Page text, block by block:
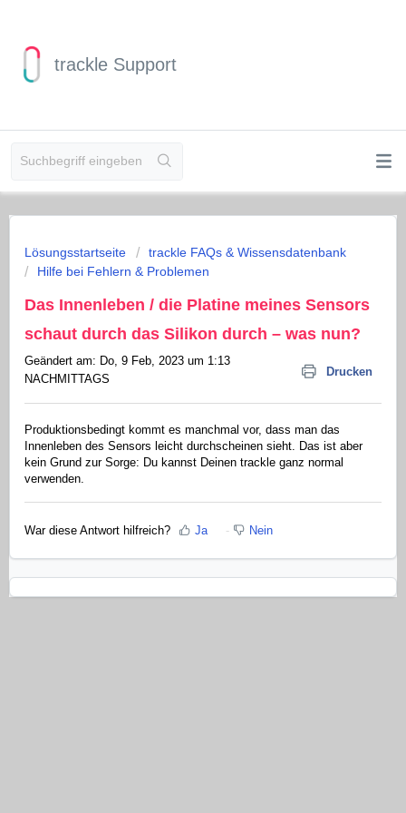
trackle Support
Lösungsstartseite
trackle FAQs & Wissensdatenbank
Hilfe bei Fehlern & Problemen
Das Innenleben / die Platine meines Sensors
schaut durch das Silikon durch – was nun?
Drucken
Geändert am: Do, 9 Feb, 2023 um 1:13
NACHMITTAGS
Produktionsbedingt kommt es manchmal vor, dass man das
Innenleben des Sensors leicht durchscheinen sieht. Das ist aber
kein Grund zur Sorge: Du kannst Deinen trackle ganz normal
verwenden.
War diese Antwort hilfreich? Ja Nein